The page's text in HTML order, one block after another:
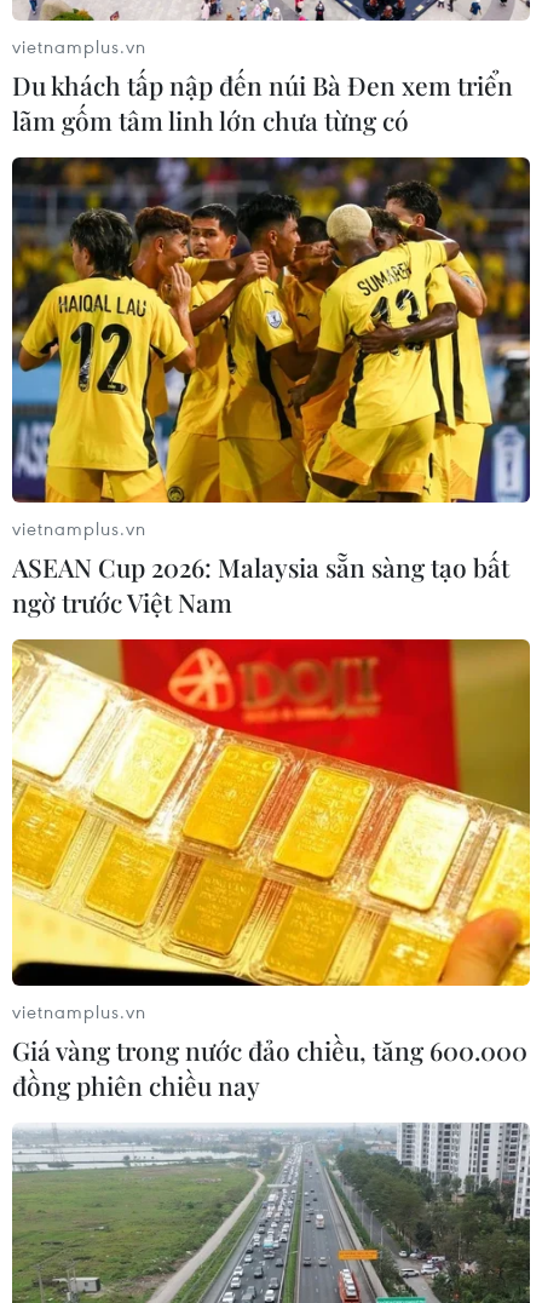
vietnamplus.vn
Du khách tấp nập đến núi Bà Đen xem triển
lãm gốm tâm linh lớn chưa từng có
vietnamplus.vn
ASEAN Cup 2026: Malaysia sẵn sàng tạo bất
ngờ trước Việt Nam
vietnamplus.vn
Giá vàng trong nước đảo chiều, tăng 600.000
đồng phiên chiều nay